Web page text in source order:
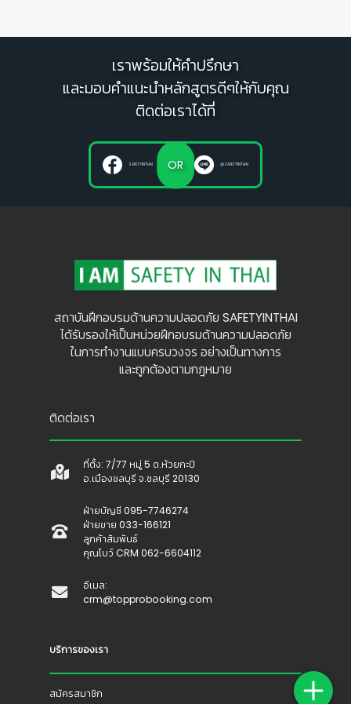
เราพร้อมให้คำปรึกษา
และมอบคำแนะนำหลักสูตรดีๆให้กับคุณ
ติดต่อเราได้ที่
SAFETYINTHAI OR @SAFETYINTHAI
สถาบันฝึกอบรมด้านความปลอดภัย SAFETYINTHAI
ได้รับรองให้เป็นหน่วยฝึกอบรมด้านความปลอดภัย
ในการทำงานแบบครบวงจร อย่างเป็นทางการ
และถูกต้องตามกฎหมาย
ติดต่อเรา
ที่ตั้ง: 7/77 หมู่ 5 ต.ห้วยกะปิ
อ.เมืองชลบุรี จ.ชลบุรี 20130
ฝ่ายบัญชี 095-7746274
ฝ่ายขาย 033-166121
ลูกค้าสัมพันธ์
คุณโบว์ CRM 062-6604112
อีเมล:
crm@topprobooking.com
บริการของเรา
สมัครสมาชิก